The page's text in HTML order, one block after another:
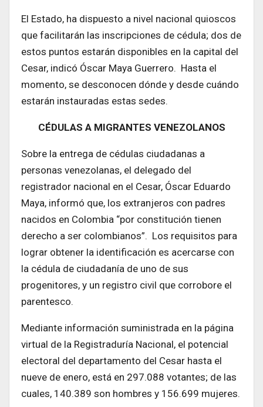
El Estado, ha dispuesto a nivel nacional quioscos
que facilitarán las inscripciones de cédula; dos de
estos puntos estarán disponibles en la capital del
Cesar, indicó Óscar Maya Guerrero. Hasta el
momento, se desconocen dónde y desde cuándo
estarán instauradas estas sedes.
CÉDULAS A MIGRANTES VENEZOLANOS
Sobre la entrega de cédulas ciudadanas a
personas venezolanas, el delegado del
registrador nacional en el Cesar, Óscar Eduardo
Maya, informó que, los extranjeros con padres
nacidos en Colombia “por constitución tienen
derecho a ser colombianos”. Los requisitos para
lograr obtener la identificación es acercarse con
la cédula de ciudadanía de uno de sus
progenitores, y un registro civil que corrobore el
parentesco.
Mediante información suministrada en la página
virtual de la Registraduría Nacional, el potencial
electoral del departamento del Cesar hasta el
nueve de enero, está en 297.088 votantes; de las
cuales, 140.389 son hombres y 156.699 mujeres.